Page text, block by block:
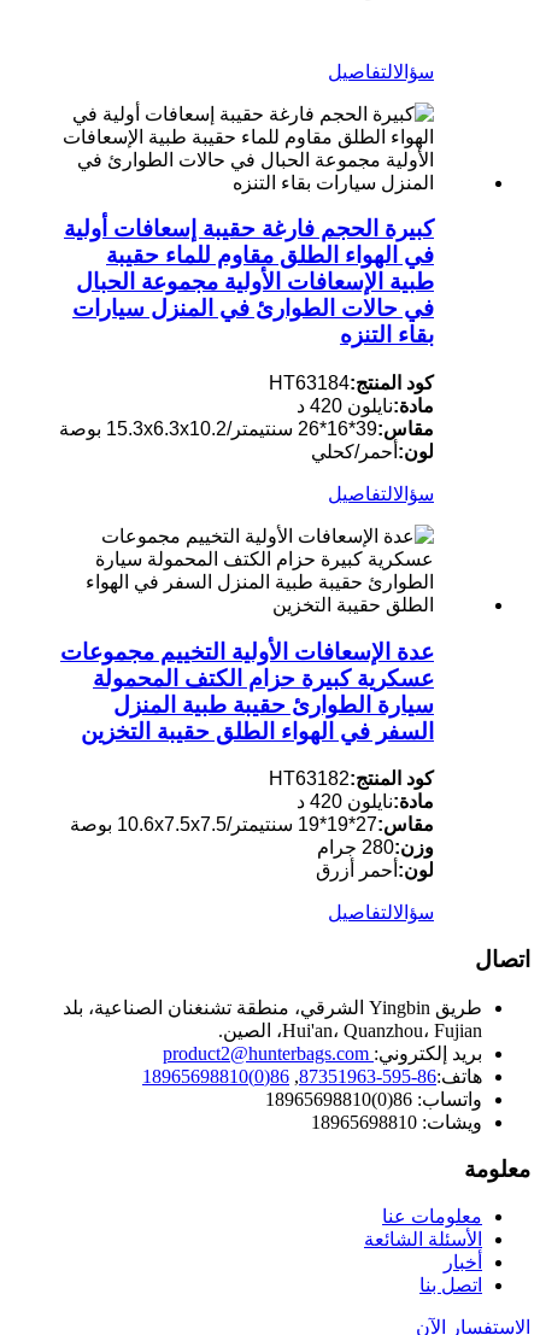
سؤالالتفاصيل
كبيرة الحجم فارغة حقيبة إسعافات أولية
في الهواء الطلق مقاوم للماء حقيبة
طبية الإسعافات الأولية مجموعة الحبال
في حالات الطوارئ في المنزل سيارات
بقاء التنزه
كود المنتج:HT63184
مادة:نايلون 420 د
مقاس:39*16*26 سنتيمتر/15.3x6.3x10.2 بوصة
لون: أحمر/كحلي
سؤالالتفاصيل
عدة الإسعافات الأولية التخييم مجموعات
عسكرية كبيرة حزام الكتف المحمولة
سيارة الطوارئ حقيبة طبية المنزل
السفر في الهواء الطلق حقيبة التخزين
كود المنتج:HT63182
مادة:نايلون 420 د
مقاس:27*19*19 سنتيمتر/10.6x7.5x7.5 بوصة
وزن:280 جرام
لون: أحمر أزرق
سؤالالتفاصيل
اتصال
طريق Yingbin الشرقي، منطقة تشنغنان الصناعية، بلد
Hui'an، Quanzhou، Fujian، الصين.
بريد إلكتروني:
هاتف:86-595-87351963
,
86(0)18965698810
واتساب: 86(0)18965698810
ويشات: 18965698810
معلومة
معلومات عنا
الأسئلة الشائعة
أخبار
اتصل بنا
الاستفسار الآن